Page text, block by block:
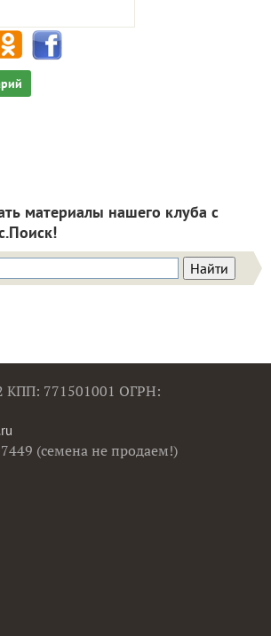
материалы нашего клуба с
КПП: 771501001 ОГРН:
(семена не продаем!)